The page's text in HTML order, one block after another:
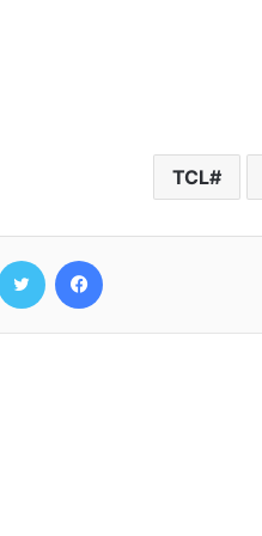
TCL
فيسبوك